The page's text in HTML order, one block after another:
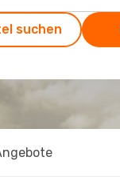
suchen